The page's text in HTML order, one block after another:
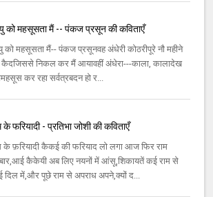
को महसूसता मैं -- पंकज प्रसून की कविताएँ
को महसूसता मैं-- पंकज प्रसूनवह अंधेरी कोठरीपूरे नौ महीने
कैदजिससे निकल कर मैं आयावहीं अंधेरा---काला, कालादेख
कर रहा सर्वत्रबदन हो र...
के फरियादी - प्रतिभा जोशी की कविताएँ
के फ़रियादी कैकई की फरियाद लो लगा आज फिर राम
कैकेयी अब लिए नयनों में आंसू,शिकायतें कई राम से
दिल में,और पूछे राम से अपराध अपने,क्यों द...